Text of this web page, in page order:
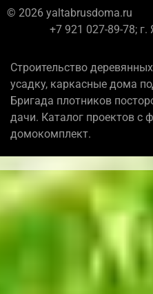
© 2026 yaltabrusdoma.ru
+7 921 027-89-78; г.
Строительство
усадку, каркасные дома
Бригада плотников
дачи. Каталог проектов с
домокомплект.